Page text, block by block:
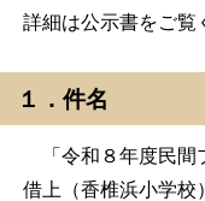
詳細は公示書をご覧
１．件名
「令和８年度民間
借上（香椎浜小学校